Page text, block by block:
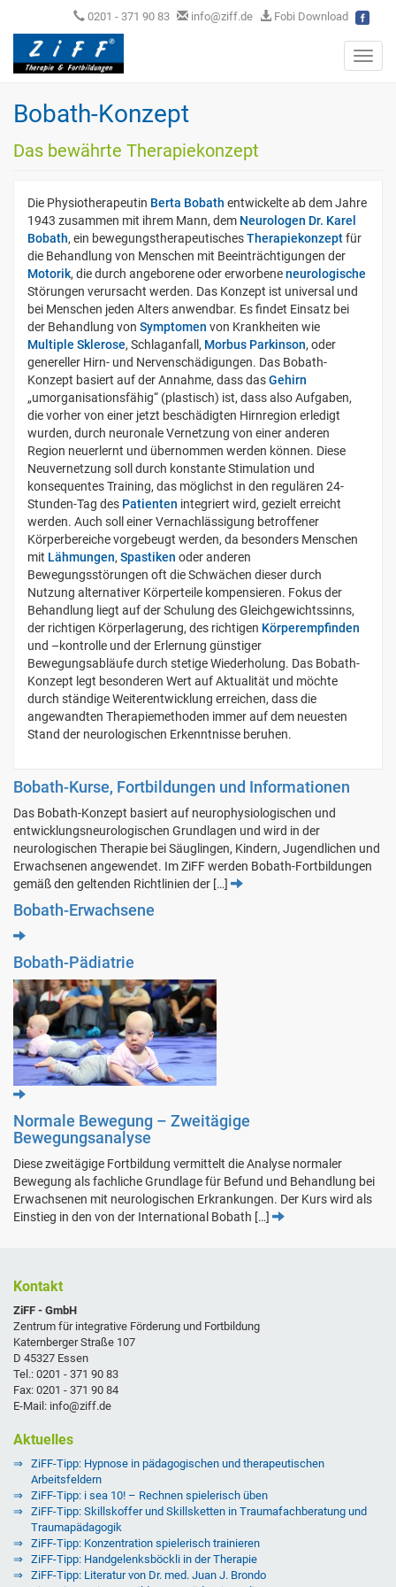
0201 - 371 90 83 info@ziff.de Fobi Download
Bobath-Konzept
Das bewährte Therapiekonzept
Die Physiotherapeutin Berta Bobath entwickelte ab dem Jahre
1943 zusammen mit ihrem Mann, dem Neurologen Dr. Karel
Bobath, ein bewegungstherapeutischesTherapiekonzeptfür
die Behandlung von Menschen mit Beeinträchtigungen der
Motorik, die durch angeborene oder erworbeneneurologische
Störungen verursacht werden. Das Konzept ist universal und
bei Menschen jeden Alters anwendbar. Es findet Einsatz bei
der Behandlung von Symptomen von Krankheiten wie
Multiple Sklerose, Schlaganfall, Morbus Parkinson, oder
genereller Hirn- und Nervenschädigungen. Das Bobath-
Konzept basiert auf der Annahme, dass dasGehirn
„umorganisationsfähig“ (plastisch) ist, dass also Aufgaben,
die vorher von einer jetzt beschädigten Hirnregion erledigt
wurden, durch neuronale Vernetzung von einer anderen
Region neuerlernt und übernommen werden können. Diese
Neuvernetzung soll durch konstante Stimulation und
konsequentes Training, das möglichst in den regulären 24-
Stunden-Tag des Patienten integriert wird, gezielt erreicht
werden. Auch soll einer Vernachlässigung betroffener
Körperbereiche vorgebeugt werden, da besonders Menschen
mit Lähmungen, Spastiken oder anderen
Bewegungsstörungen oft die Schwächen dieser durch
Nutzung alternativer Körperteile kompensieren. Fokus der
Behandlung liegt auf der Schulung des Gleichgewichtssinns,
der richtigen Körperlagerung, des richtigen Körperempfinden
und –kontrolle und der Erlernung günstiger
Bewegungsabläufe durch stetige Wiederholung. Das Bobath-
Konzept legt besonderen Wert auf Aktualität und möchte
durch ständige Weiterentwicklung erreichen, dass die
angewandten Therapiemethoden immer auf dem neuesten
Stand der neurologischen Erkenntnisse beruhen.
Bobath-Kurse, Fortbildungen und Informationen
Das Bobath-Konzept basiert auf neurophysiologischen und
entwicklungsneurologischen Grundlagen und wird in der
neurologischen Therapie bei Säuglingen, Kindern, Jugendlichen und
Erwachsenen angewendet. Im ZiFF werden Bobath-Fortbildungen
gemäß den geltenden Richtlinien der […]
Bobath-Erwachsene
Bobath-Pädiatrie
Normale Bewegung – Zweitägige
Bewegungsanalyse
Diese zweitägige Fortbildung vermittelt die Analyse normaler
Bewegung als fachliche Grundlage für Befund und Behandlung bei
Erwachsenen mit neurologischen Erkrankungen. Der Kurs wird als
Einstieg in den von der International Bobath […]
Kontakt
ZiFF - GmbH
Zentrum für integrative Förderung und Fortbildung
Katernberger Straße 107
D 45327 Essen
Tel.: 0201 - 371 90 83
Fax: 0201 - 371 90 84
E-Mail: info@ziff.de
Aktuelles
ZiFF-Tipp: Hypnose in pädagogischen und therapeutischen
Arbeitsfeldern
ZiFF-Tipp: i sea 10! – Rechnen spielerisch üben
ZiFF-Tipp: Skillskoffer und Skillsketten in Traumafachberatung und
Traumapädagogik
ZiFF-Tipp: Konzentration spielerisch trainieren
ZiFF-Tipp: Handgelenksböckli in der Therapie
ZiFF-Tipp: Literatur von Dr. med. Juan J. Brondo